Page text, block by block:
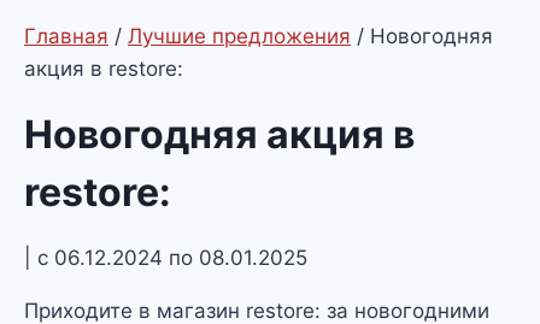
Главная / Лучшие предложения / Новогодняя
акция в restore:
Новогодняя акция в
restore:
| с 06.12.2024 по 08.01.2025
Приходите в магазин restore: за новогодними